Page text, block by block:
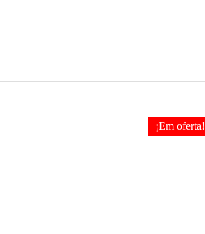
¡Em oferta!